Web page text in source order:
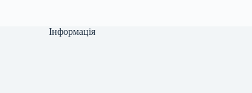
Інформація